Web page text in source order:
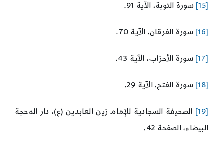
[15] سورة التوبة، الآية 91.
[16] سورة الفرقان، الآية 70.
[17] سورة الأحزاب، الآية 43.
[18] سورة الفتح، الآية 29.
[19]
الصحيفة السجادية للإمام زين العابدين (ع)، دار المحجة
البيضاء، الصفحة 42.